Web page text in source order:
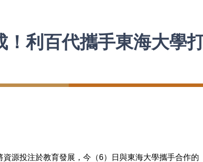
利百代攜手東海大學
投注於教育發展，今（6）日與東海大學攜手合作的